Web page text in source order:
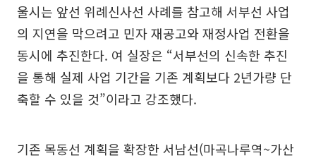
울시는 앞선 위례신사선 사례를 참고해 서부선 사업
의 지연을 막으려고 민자 재공고와 재정사업 전환을
동시에 추진한다. 여 실장은 “서부선의 신속한 추진
을 통해 실제 사업 기간을 기존 계획보다 2년가량 단
축할 수 있을 것”이라고 강조했다.
기존 목동선 계획을 확장한 서남선(마곡나루역~가산